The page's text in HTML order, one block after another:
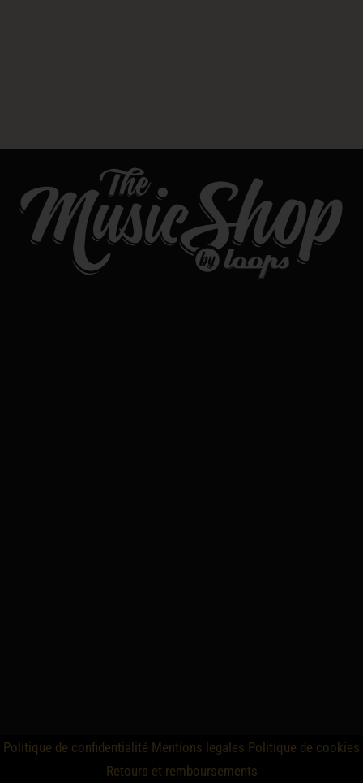
Politique de confidentialité Mentions legales Politique de cookies
Retours et remboursements